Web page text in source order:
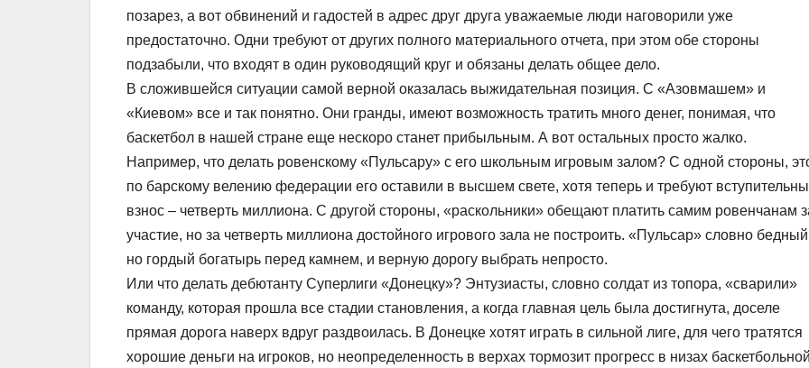
позарез, а вот обвинений и гадостей в адрес друг друга уважаемые люди наговорили уже
предостаточно. Одни требуют от других полного материального отчета, при этом обе стороны
подзабыли, что входят в один руководящий круг и обязаны делать общее дело.
В сложившейся ситуации самой верной оказалась выжидательная позиция. С «Азовмашем» и
«Киевом» все и так понятно. Они гранды, имеют возможность тратить много денег, понимая, что
баскетбол в нашей стране еще нескоро станет прибыльным. А вот остальных просто жалко.
Например, что делать ровенскому «Пульсару» с его школьным игровым залом? С одной стороны,
по барскому велению федерации его оставили в высшем свете, хотя теперь и требуют
взнос – четверть миллиона. С другой стороны, «раскольники» обещают платить самим ровенчанам
участие, но за четверть миллиона достойного игрового зала не построить. «Пульсар» словно
но гордый богатырь перед камнем, и верную дорогу выбрать непросто.
Или что делать дебютанту Суперлиги «Донецку»? Энтузиасты, словно солдат из топора, «сварили»
команду, которая прошла все стадии становления, а когда главная цель была достигнута, доселе
прямая дорога наверх вдруг раздвоилась. В Донецке хотят играть в сильной лиге, для чего тратятся
хорошие деньги на игроков, но неопределенность в верхах тормозит прогресс в низах баскетбольной